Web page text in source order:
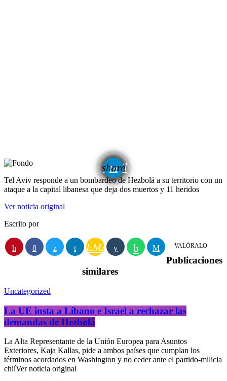
share
email
Tel Aviv responde a un bombardeo de Hezbolá a su territorio con un
ataque a la capital libanesa que deja dos muertos y 11 heridos
Ver noticia original
Escrito por
EMAIL VALÓRALO
Publicaciones
similares
Uncategorized
La UE insta a Líbano e Israel a rechazar las
demandas de Hezbolá
La Alta Representante de la Unión Europea para Asuntos
Exteriores, Kaja Kallas, pide a ambos países que cumplan los
términos acordados en Washington y no ceder ante el partido-milicia
chiíVer noticia original